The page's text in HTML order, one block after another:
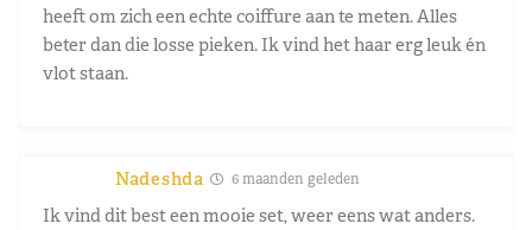
heeft om zich een echte coiffure aan te meten. Alles
beter dan die losse pieken. Ik vind het haar erg leuk én
vlot staan.
Nadeshda 6 maanden geleden
Ik vind dit best een mooie set, weer eens wat anders.